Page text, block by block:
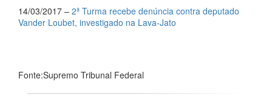
14/03/2017 – 2ª Turma recebe denúncia contra deputado
Vander Loubet, investigado na Lava-Jato
Fonte:Supremo Tribunal Federal